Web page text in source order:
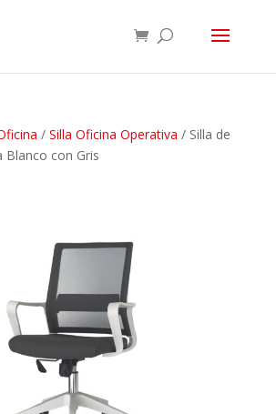
/ Silla Oficina Operativa / Silla de
Blanco con Gris